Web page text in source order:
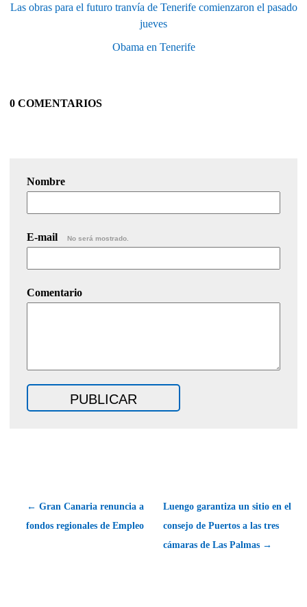
Las obras para el futuro tranvía de Tenerife comienzaron el pasado
jueves
Obama en Tenerife
0 COMENTARIOS
Nombre
E-mail No será mostrado.
Comentario
← Gran Canaria renuncia a
fondos regionales de Empleo
Luengo garantiza un sitio en el
consejo de Puertos a las tres
cámaras de Las Palmas →